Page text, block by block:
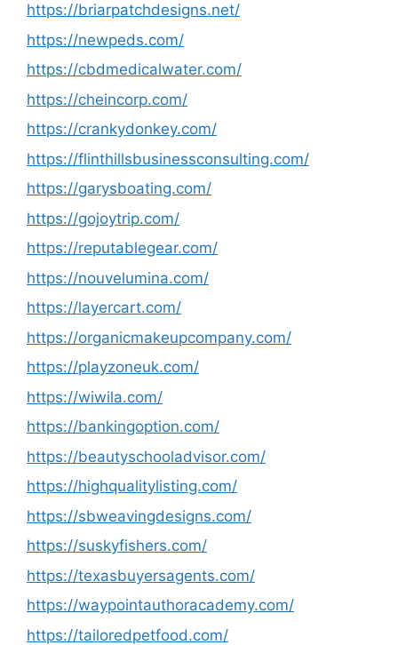
https://briarpatchdesigns.net/
https://newpeds.com/
https://cbdmedicalwater.com/
https://cheincorp.com/
https://crankydonkey.com/
https://flinthillsbusinessconsulting.com/
https://garysboating.com/
https://gojoytrip.com/
https://reputablegear.com/
https://nouvelumina.com/
https://layercart.com/
https://organicmakeupcompany.com/
https://playzoneuk.com/
https://wiwila.com/
https://bankingoption.com/
https://beautyschooladvisor.com/
https://highqualitylisting.com/
https://sbweavingdesigns.com/
https://suskyfishers.com/
https://texasbuyersagents.com/
https://waypointauthoracademy.com/
https://tailoredpetfood.com/